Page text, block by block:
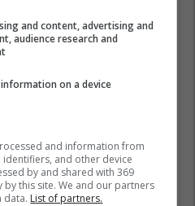
and content, advertising and
audience research and
on a device
and information from
and other device
by and shared with 369
this site. We and our partners
data. List of partners.